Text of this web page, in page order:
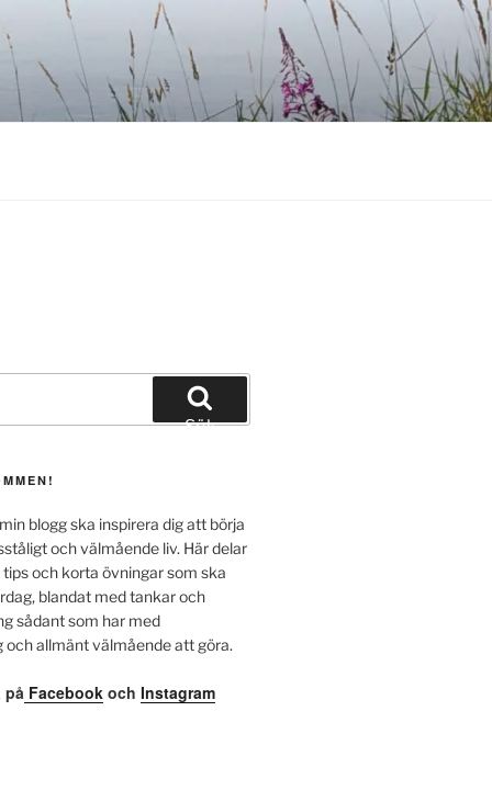
Sök
blogg ska inspirera dig att börja
och välmående liv. Här delar
och korta övningar som ska
blandat med tankar och
sådant som har med
och allmänt välmående att göra.
på Facebookoch Instagram